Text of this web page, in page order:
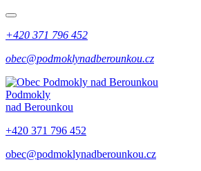
+420 371 796 452
obec@podmoklynadberounkou.cz
Podmokly
nad Berounkou
+420 371 796 452
obec@podmoklynadberounkou.cz